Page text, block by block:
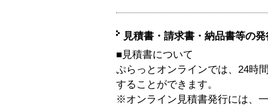
見積書・請求書・納品書等の
■見積書について
ぷらっとオンラインでは、24時
することができます。
※オンライン見積書発行には、